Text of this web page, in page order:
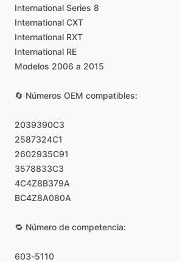
International Series 8
International CXT
International RXT
International RE
Modelos 2006 a 2015
🔄 Números OEM compatibles:
2039390C3
2587324C1
2602935C91
3578833C3
4C4Z8B379A
BC4Z8A080A
🔁 Número de competencia:
603-5110